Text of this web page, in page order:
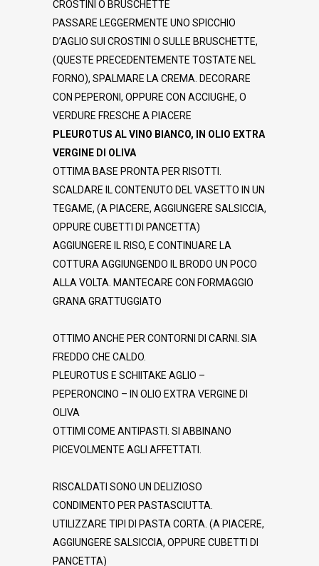
CROSTINI O BRUSCHETTE
PASSARE LEGGERMENTE UNO SPICCHIO
D’AGLIO SUI CROSTINI O SULLE BRUSCHETTE,
(QUESTE PRECEDENTEMENTE TOSTATE NEL
FORNO), SPALMARE LA CREMA. DECORARE
CON PEPERONI, OPPURE CON ACCIUGHE, O
VERDURE FRESCHE A PIACERE
PLEUROTUS AL VINO BIANCO, IN OLIO EXTRA
VERGINE DI OLIVA
OTTIMA BASE PRONTA PER RISOTTI.
SCALDARE IL CONTENUTO DEL VASETTO IN UN
TEGAME, (A PIACERE, AGGIUNGERE SALSICCIA,
OPPURE CUBETTI DI PANCETTA)
AGGIUNGERE IL RISO, E CONTINUARE LA
COTTURA AGGIUNGENDO IL BRODO UN POCO
ALLA VOLTA. MANTECARE CON FORMAGGIO
GRANA GRATTUGGIATO
OTTIMO ANCHE PER CONTORNI DI CARNI. SIA
FREDDO CHE CALDO.
PLEUROTUS E SCHIITAKE AGLIO –
PEPERONCINO – IN OLIO EXTRA VERGINE DI
OLIVA
OTTIMI COME ANTIPASTI. SI ABBINANO
PICEVOLMENTE AGLI AFFETTATI.
RISCALDATI SONO UN DELIZIOSO
CONDIMENTO PER PASTASCIUTTA.
UTILIZZARE TIPI DI PASTA CORTA. (A PIACERE,
AGGIUNGERE SALSICCIA, OPPURE CUBETTI DI
PANCETTA)